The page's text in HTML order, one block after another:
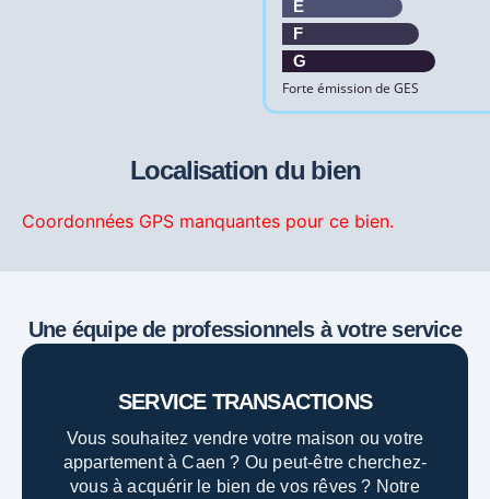
E
F
G
Forte émission de GES
Localisation du bien
Coordonnées GPS manquantes pour ce bien.
Une équipe de professionnels à votre service
SERVICE TRANSACTIONS
Vous souhaitez vendre votre maison ou votre
appartement à Caen ? Ou peut-être cherchez-
vous à acquérir le bien de vos rêves ? Notre